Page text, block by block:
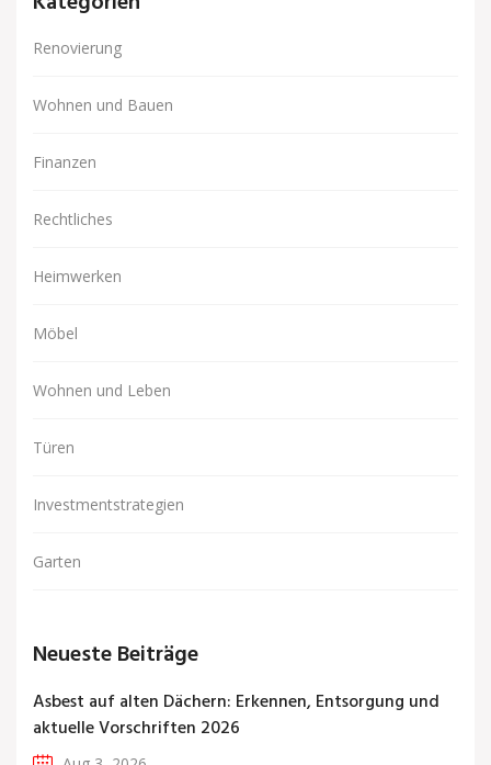
Renovierung
Wohnen und Bauen
Finanzen
Rechtliches
Heimwerken
Möbel
Wohnen und Leben
Türen
Investmentstrategien
Garten
Neueste Beiträge
Asbest auf alten Dächern: Erkennen, Entsorgung und
aktuelle Vorschriften 2026